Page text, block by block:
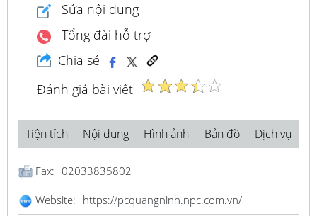
Sửa nội dung
Tổng đài hỗ trợ
Chia sẻ
Đánh giá bài viết
Tiện tích Nội dung Hình ảnh Bản đồ Dịch vụ
Fax: 02033835802
Website: https://pcquangninh.npc.com.vn/